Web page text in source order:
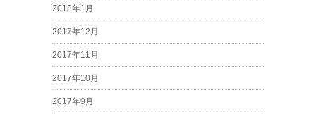
2018年1月
2017年12月
2017年11月
2017年10月
2017年9月